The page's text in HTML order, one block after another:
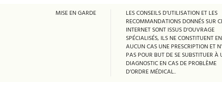
MISE EN GARDE
LES CONSEILS D’UTILISATION ET LES
RECOMMANDATIONS DONNÉS SUR
INTERNET SONT ISSUS D'OUVRAGE
SPÉCIALISÉS, ILS NE CONSTITUENT EN
AUCUN CAS UNE PRESCRIPTION ET
PAS POUR BUT DE SE SUBSTITUER À
DIAGNOSTIC EN CAS DE PROBLÈME
D’ORDRE MÉDICAL..